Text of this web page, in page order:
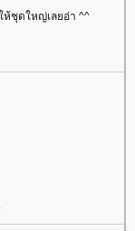
ชุดใหญ่เลยอ่า ^^